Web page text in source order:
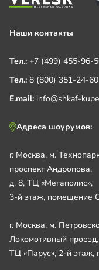
Наши контакты
Тел.: +7 (499) 455-96-
Тел.: 8 (800) 351-24-60
E.mail: info@shkaf-
Адреса шоурумов:
г. Москва, м.
проспект Андропова,
д. 8, ТЦ «Мегаполис»,
3-й этаж, помещение
г. Москва, м.
Локомотивный
ТЦ «Парус», 2-й этаж,